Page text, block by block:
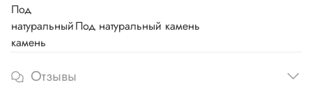
Под
натуральный
камень
Под натуральный камень
Отзывы